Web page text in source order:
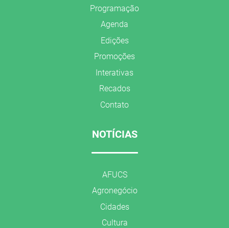
Programação
Agenda
Edições
Promoções
Interativas
Recados
Contato
NOTÍCIAS
AFUCS
Agronegócio
Cidades
Cultura